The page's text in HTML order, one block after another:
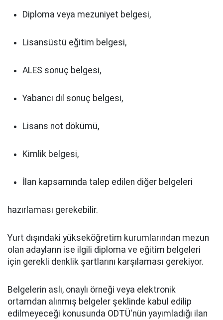
Diploma veya mezuniyet belgesi,
Lisansüstü eğitim belgesi,
ALES sonuç belgesi,
Yabancı dil sonuç belgesi,
Lisans not dökümü,
Kimlik belgesi,
İlan kapsamında talep edilen diğer belgeleri
hazırlaması gerekebilir.
Yurt dışındaki yükseköğretim kurumlarından mezun
olan adayların ise ilgili diploma ve eğitim belgeleri
için gerekli denklik şartlarını karşılaması gerekiyor.
Belgelerin aslı, onaylı örneği veya elektronik
ortamdan alınmış belgeler şeklinde kabul edilip
edilmeyeceği konusunda ODTÜ'nün yayımladığı ilan